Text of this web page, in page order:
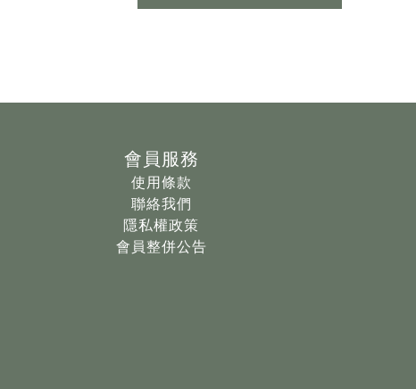
會員服務
使用條款
聯絡我們
隱私權政策
會員整併公告